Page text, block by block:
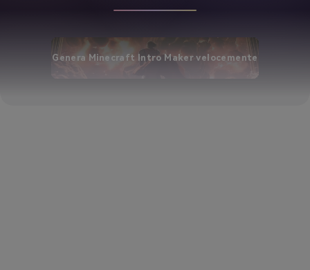
Genera Minecraft Intro Maker velocemente